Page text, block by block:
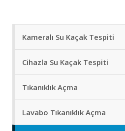
Kameralı Su Kaçak Tespiti
Cihazla Su Kaçak Tespiti
Tıkanıklık Açma
Lavabo Tıkanıklık Açma